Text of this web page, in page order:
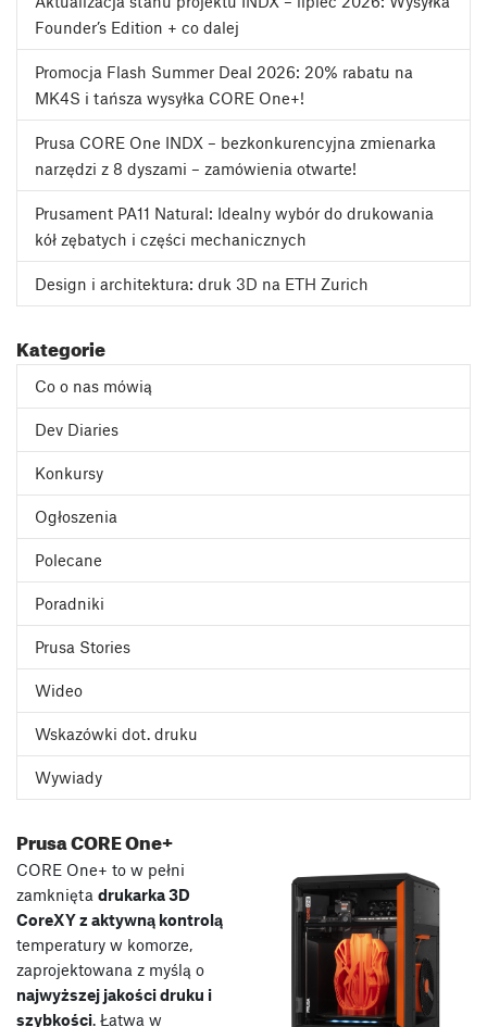
Founder’s Edition + co dalej
Promocja Flash Summer Deal 2026: 20% rabatu na
MK4S i tańsza wysyłka CORE One+!
Prusa CORE One INDX – bezkonkurencyjna zmienarka
narzędzi z 8 dyszami – zamówienia otwarte!
Prusament PA11 Natural: Idealny wybór do drukowania
kół zębatych i części mechanicznych
Design i architektura: druk 3D na ETH Zurich
Kategorie
Co o nas mówią
Dev Diaries
Konkursy
Ogłoszenia
Polecane
Poradniki
Prusa Stories
Wideo
Wskazówki dot. druku
Wywiady
Prusa CORE One+
CORE One+ to w pełni
zamknięta drukarka 3D
CoreXY z aktywną kontrolą
temperatury w komorze,
zaprojektowana z myślą o
najwyższej jakości druku i
szybkości. Łatwa w